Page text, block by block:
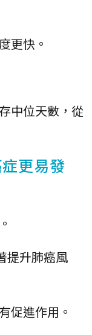
更快。
中位天數，從
更易發
提升肺癌風
促進作用。